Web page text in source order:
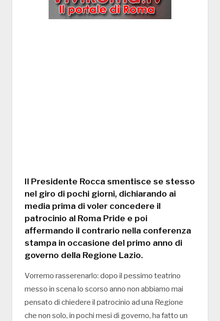
Il Presidente Rocca smentisce se stesso
nel giro di pochi giorni, dichiarando ai
media prima di voler concedere il
patrocinio al Roma Pride e poi
affermando il contrario nella conferenza
stampa in occasione del primo anno di
governo della Regione Lazio.
Vorremo rasserenarlo: dopo il pessimo teatrino
messo in scena lo scorso anno non abbiamo mai
pensato di chiedere il patrocinio ad una Regione
che non solo, in pochi mesi di governo, ha fatto un